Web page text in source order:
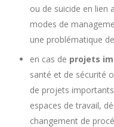
ou de suicide en lien
modes de
une problématique
en cas de projets
santé et de sécurité
de projets
espaces de travail,
changement de